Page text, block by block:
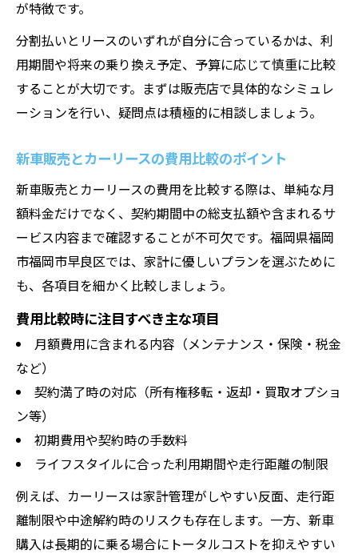
が特徴です。
分割払いとリースのいずれが自分に合っているかは、利
用期間や将来の乗り換え予定、予算に応じて慎重に比較
することが大切です。まずは販売店で具体的なシミュレ
ーションを行い、疑問点は積極的に相談しましょう。
新車販売とカーリースの費用比較のポイント
新車販売とカーリースの費用を比較する際は、単純な月
額料金だけでなく、契約期間中の総支払額や含まれるサ
ービス内容まで確認することが不可欠です。福岡県福岡
市福岡市早良区では、家計に優しいプランを選ぶために
も、各項目を細かく比較しましょう。
費用比較時に注目すべき主な項目
月額費用に含まれる内容（メンテナンス・保険・税金
など）
契約満了時の対応（所有権移転・返却・買取オプショ
ン等）
初期費用や契約時の手数料
ライフスタイルに合った利用期間や走行距離の制限
例えば、カーリースは家計管理がしやすい反面、走行距
離制限や中途解約時のリスクも存在します。一方、新車
購入は長期的に乗る場合にトータルコストを抑えやすい